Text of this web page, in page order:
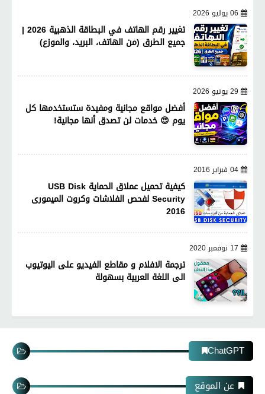
06 يوليو 2026
تغيير رقم الهاتف في البطاقة الذهبية 2026 |
جميع الطرق (من الهاتف، البريد، والموزع)
29 يونيو 2026
أفضل مواقع مجانية ومفيدة ستستخدمها كل
يوم 😍 خدمات لن تصدق أنها مجانية!
04 فبراير 2016
كيفية تحميل عملاق الحماية USB Disk
Security لفحص الفلاشات وكروت الميمورى
2016
17 نوفمبر 2020
ترجمة الافلام و مقاطع الفيديو على اليوتيوب
الى اللغة العربية بسهولة
ChatGPT
عن الموقع